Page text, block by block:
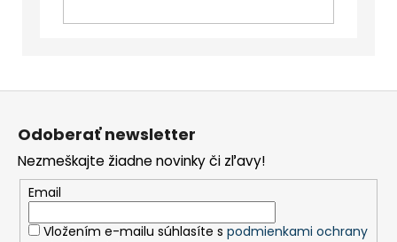
DO
Odoberať newsletter
Nezmeškajte žiadne novinky či zľavy!
Email
Vložením e-mailu súhlasíte s podmienkami ochrany